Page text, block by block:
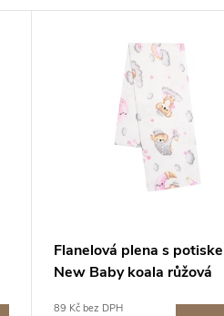
Flanelová plena s
New Baby koala růžová
89 Kč bez DPH